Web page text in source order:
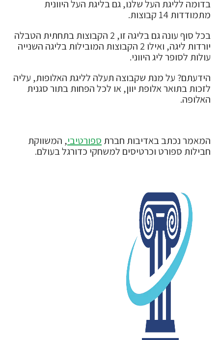
בדומה לליגת העל שלנו, גם בליגת העל היוונית
מתמודדות 14 קבוצות.
בכל סוף עונה גם בליגה זו, 2 הקבוצות בתחתית הטבלה
יורדות ליגה, ואילו 2 הקבוצות המובילות בליגה השנייה
עולות לסופר ליג היווני.
הידעתם? על מנת שקבוצה תעלה לליגת האלופות, עליה
לזכות בתואר אלופת יוון, או לכל הפחות בתור סגנית
האלופה.
המאמר נכתב באדיבות חברת ספורטיבי, המשווקת
חבילות ספורט וכרטיסים למשחקי כדורגל בעולם.